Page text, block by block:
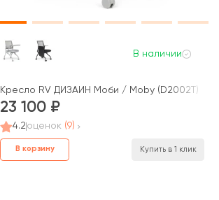
В наличии
Кресло RV ДИЗАЙН Моби / Moby (D2002T)
23 100
4.2оценок (9)
В корзину Купить в 1 клик